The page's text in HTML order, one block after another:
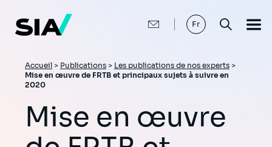
contenu
principal
Fr
Fil
d'Ariane
Accueil > Publications > Les publications de nos experts >
Mise en œuvre de FRTB et principaux sujets à suivre en
2020
Mise en œuvre